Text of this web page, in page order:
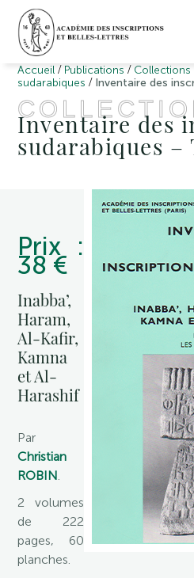
Accueil / Publications / Collections
sudarabiques / Inventaire des
Inventaire des
sudarabiques –
Prix :
38 €
Inabba’,
Haram,
Al-Kafir,
Kamna
et Al-
Harashif
Par
Christian
ROBIN.
2 volumes
de 222
pages, 60
planches.